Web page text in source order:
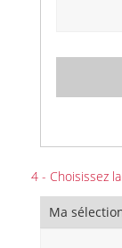
4 - Choisissez
Ma